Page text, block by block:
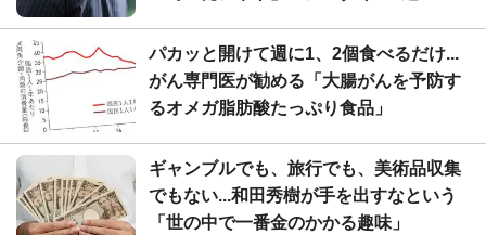
パカッと開けて週に1、2個食べるだけ...
がん専門医が勧める「大腸がんを予防す
るオメガ脂肪酸たっぷり食品」
ギャンブルでも、旅行でも、美術品収集
でもない...和田秀樹が手を出すなという
「世の中で一番金のかかる趣味」